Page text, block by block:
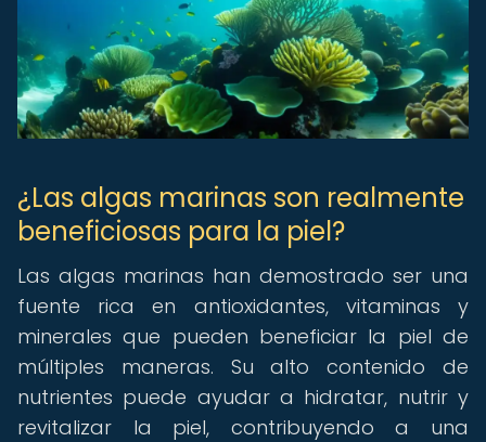
¿Las algas marinas son realmente
beneficiosas para la piel?
Las algas marinas han demostrado ser una
fuente rica en antioxidantes, vitaminas y
minerales que pueden beneficiar la piel de
múltiples maneras. Su alto contenido de
nutrientes puede ayudar a hidratar, nutrir y
revitalizar la piel, contribuyendo a una